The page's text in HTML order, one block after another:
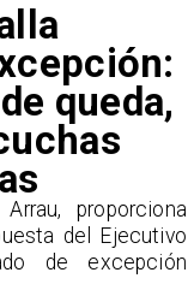
queda,
proporciona
del Ejecutivo
de excepción